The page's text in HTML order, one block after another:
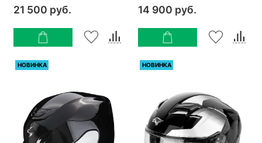
21 500 руб. 14 900 руб.
НОВИНКА НОВИНКА